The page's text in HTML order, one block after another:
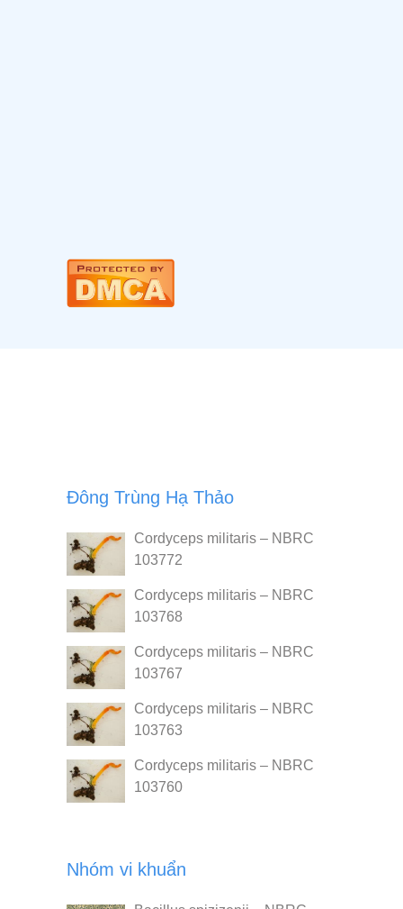
Đông Trùng Hạ Thảo
Cordyceps militaris – NBRC
103772
Cordyceps militaris – NBRC
103768
Cordyceps militaris – NBRC
103767
Cordyceps militaris – NBRC
103763
Cordyceps militaris – NBRC
103760
Nhóm vi khuẩn